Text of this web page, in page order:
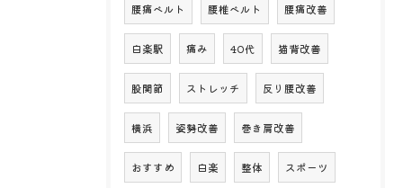
腰痛ベルト 腰椎ベルト 腰痛改善
白楽駅 痛み 40代 猫背改善
股関節 ストレッチ 反り腰改善
横浜 姿勢改善 巻き肩改善
おすすめ 白楽 整体 スポーツ